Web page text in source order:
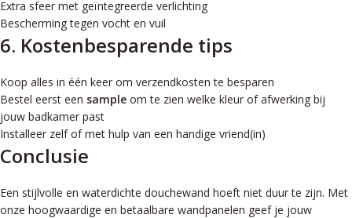
Extra sfeer met geïntegreerde verlichting
Bescherming tegen vocht en vuil
6. Kostenbesparende tips
Koop alles in één keer om verzendkosten te besparen
Bestel eerst een sample om te zien welke kleur of afwerking bij
jouw badkamer past
Installeer zelf of met hulp van een handige vriend(in)
Conclusie
Een stijlvolle en waterdichte douchewand hoeft niet duur te zijn. Met
onze hoogwaardige en betaalbare wandpanelen geef je jouw